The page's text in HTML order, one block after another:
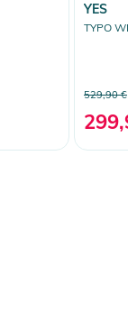
YES
TYPO
529,90 €